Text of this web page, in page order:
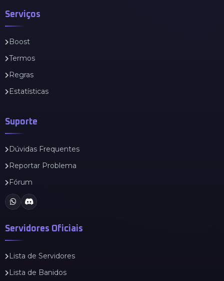
Serviços
Boost
Termos
Regras
Estatísticas
Suporte
Dúvidas Frequentes
Reportar Problema
Fórum
Servidores Oficiais
Lista de Servidores
Lista de Banidos